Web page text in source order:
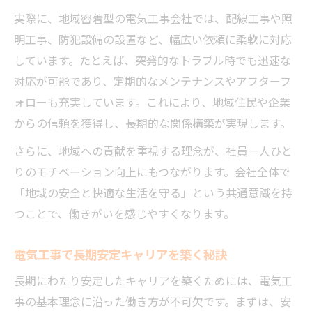
電気工事士が勝ち組になるための理念活用
業界で勝ち抜くために必要な電気工事の知
識
電気工事業界で選ばれる人材の特徴とは
勝ち組電気工事士が実践する理念の力
電気工事士のキャリアアップ戦略を解説
実際に、地域密着型の電気工事会社では、配線工事や照
明工事、防犯設備の設置など、幅広い依頼に柔軟に対応
しています。たとえば、突発的なトラブル時でも迅速な
対応が可能であり、定期的なメンテナンスやアフターフ
ォローも充実しています。これにより、地域住民や企業
からの信頼を獲得し、長期的な関係構築が実現します。
さらに、地域への貢献を重視する理念が、社員一人ひと
りのモチベーション向上にもつながります。会社全体で
「地域の安全と快適な生活を守る」という共通意識を持
つことで、働きがいを感じやすくなります。
電気工事で長期安定キャリアを築く秘訣
長期にわたり安定したキャリアを築くためには、電気工
事の基本理念に沿った働き方が不可欠です。まずは、安